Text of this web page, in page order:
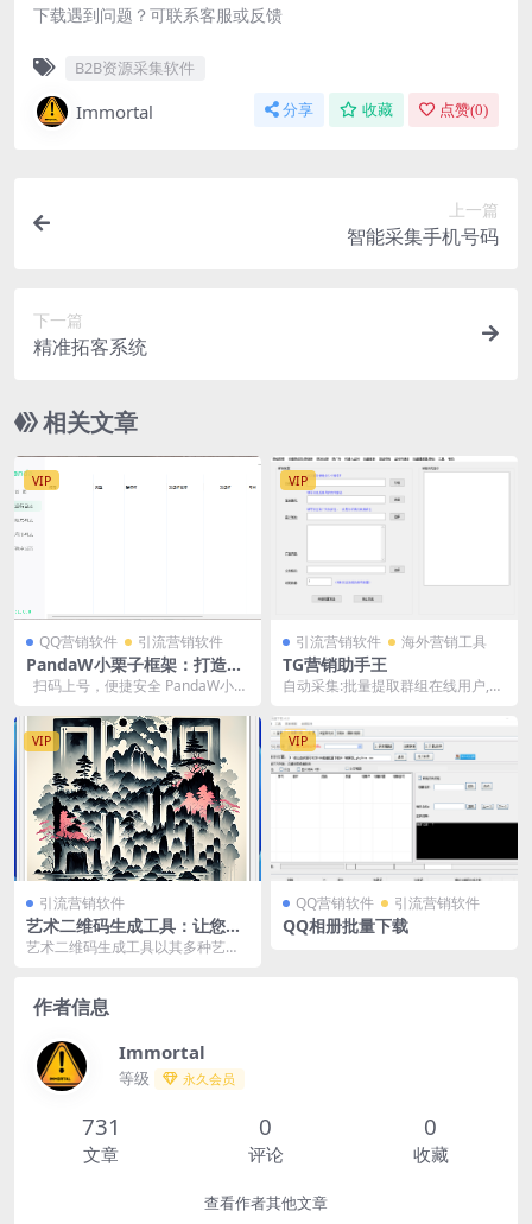
下载遇到问题？可联系客服或反馈
B2B资源采集软件
Immortal 分享 收藏 点赞(0)
上一篇
智能采集手机号码
下一篇
精准拓客系统
相关文章
VIP
QQ营销软件 引流营销软件
PandaW小栗子框架：打造稳
定高效的QQ机器人
扫码上号，便捷安全 PandaW小栗
设...
VIP
引流营销软件 海外营销工具
TG营销助手王
自动采集:批量提取群组在线用户,可
入指定的群、...
VIP
引流营销软件
艺术二维码生成工具：让您的
二维码更具吸引力
艺术二维码生成工具以其多种艺术
VIP
QQ营销软件 引流营销软件
QQ相册批量下载
作者信息
Immortal
等级 永久会员
731
文章
0
评论
0
收藏
查看作者其他文章